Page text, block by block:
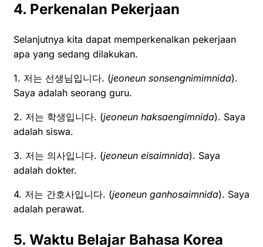
4. Perkenalan Pekerjaan
Selanjutnya kita dapat memperkenalkan pekerjaan
apa yang sedang dilakukan.
1. 저는 선생님입니다. (jeoneun sonsengnimimnida).
Saya adalah seorang guru.
2. 저는 학생입니다. (jeoneun haksaengimnida). Saya
adalah siswa.
3. 저는 의사입니다. (jeoneun eisaimnida). Saya
adalah dokter.
4. 저는 간호사입니다. (jeoneun ganhosaimnida). Saya
adalah perawat.
5. Waktu Belajar Bahasa Korea